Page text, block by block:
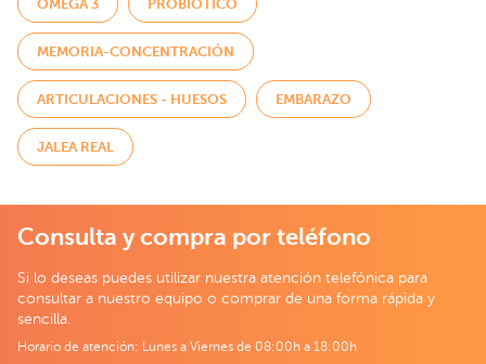
OMEGA 3 PROBIÓTICO
MEMORIA-CONCENTRACIÓN
ARTICULACIONES - HUESOS EMBARAZO
JALEA REAL
Consulta y compra por teléfono
Si lo deseas puedes utilizar nuestra atención telefónica para
consultar a nuestro equipo o comprar de una forma rápida y
sencilla.
Horario de atención: Lunes a Viernes de 08:00h a 18:00h